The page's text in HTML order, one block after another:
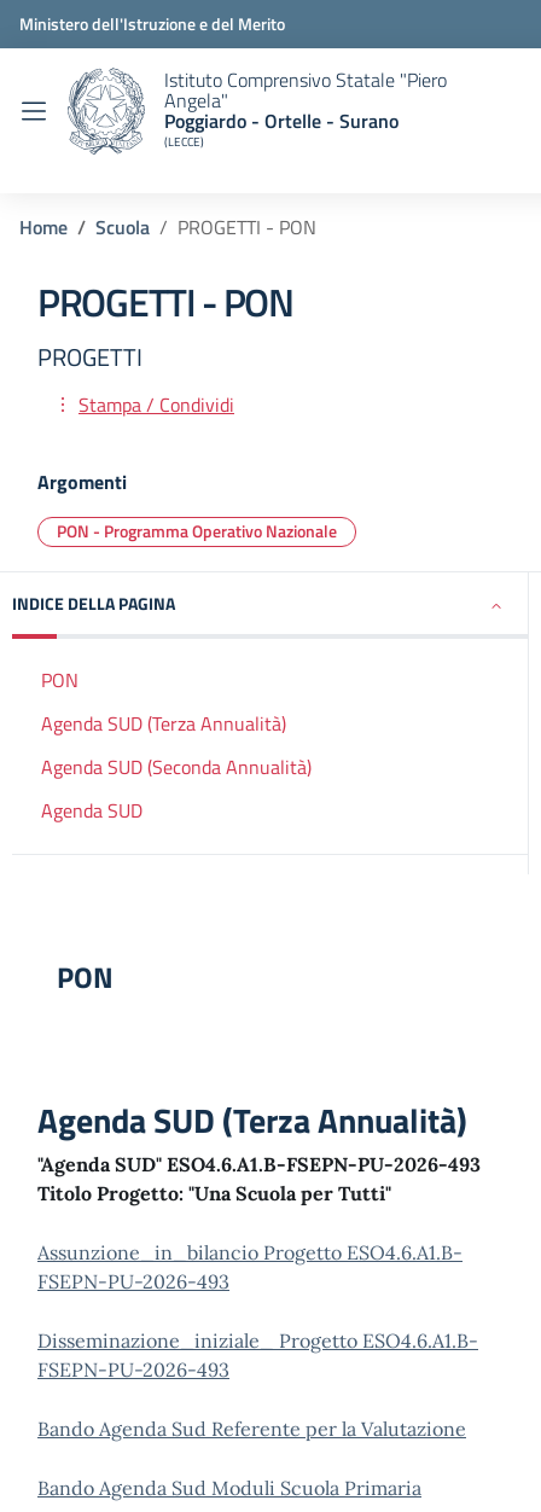
Ministero dell'Istruzione e del Merito
Istituto Comprensivo Statale "Piero
Angela"
Poggiardo - Ortelle - Surano
(LECCE)
Home Scuola PROGETTI - PON
PROGETTI - PON
PROGETTI
Stampa / Condividi
Argomenti
PON - Programma Operativo Nazionale
INDICE DELLA PAGINA
PON
Agenda SUD (Terza Annualità)
Agenda SUD (Seconda Annualità)
Agenda SUD
PON
Agenda SUD (Terza Annualità)
"Agenda SUD" ESO4.6.A1.B-FSEPN-PU-2026-493
Titolo Progetto: "Una Scuola per Tutti"
Assunzione_in_bilancio Progetto ESO4.6.A1.B-
FSEPN-PU-2026-493
Disseminazione_iniziale_ Progetto ESO4.6.A1.B-
FSEPN-PU-2026-493
Bando Agenda Sud Referente per la Valutazione
Bando Agenda Sud Moduli Scuola Primaria